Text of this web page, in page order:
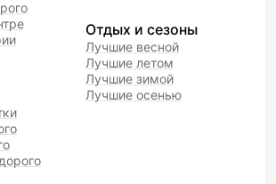
Отдых и сезоны
Лучшие весной
Лучшие летом
Лучшие зимой
Лучшие осенью